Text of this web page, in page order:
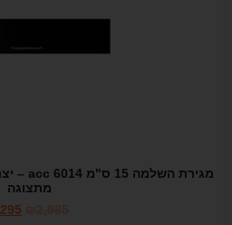
מתצוגה
295